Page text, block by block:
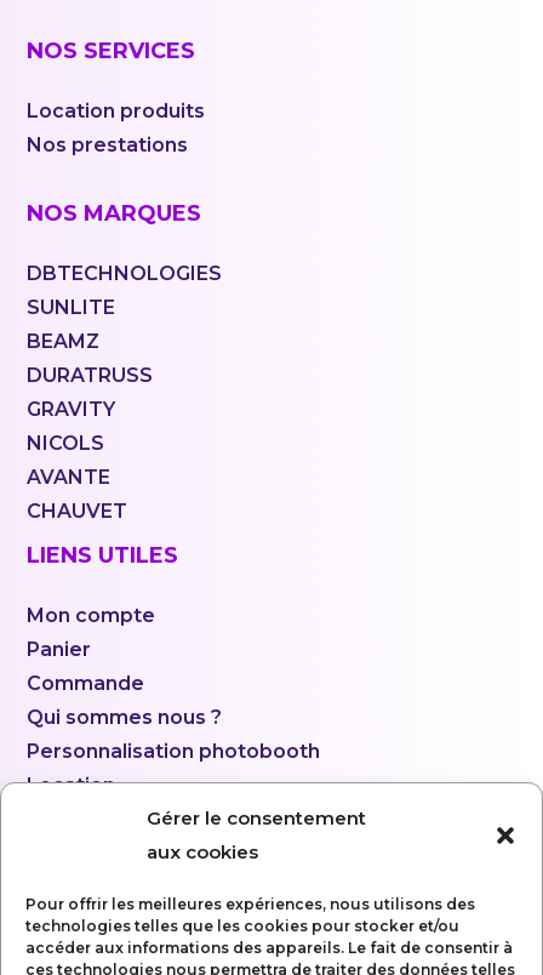
Gérer le consentement
aux cookies
Pour offrir les meilleures expériences, nous utilisons des
technologies telles que les cookies pour stocker et/ou
accéder aux informations des appareils. Le fait de consentir à
ces technologies nous permettra de traiter des données telles
NOS SERVICES
Location produits
Nos prestations
NOS MARQUES
DBTECHNOLOGIES
SUNLITE
BEAMZ
DURATRUSS
GRAVITY
NICOLS
AVANTE
CHAUVET
LIENS UTILES
Mon compte
Panier
Commande
Qui sommes nous ?
Personnalisation photobooth
Location